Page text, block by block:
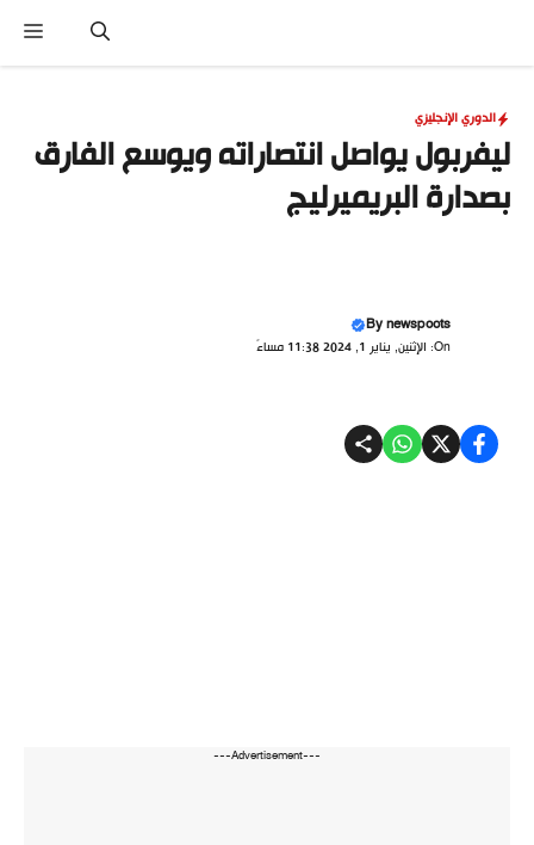
المحتوى
الدوري الإنجليزي
ليفربول يواصل انتصاراته ويوسع الفارق
بصدارة البريميرليج
Bynewspoots
On: الإثنين, يناير 1, 2024 11:38 مساءً
---Advertisement---